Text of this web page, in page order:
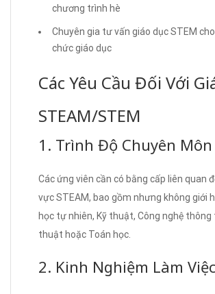
chương trình hè
Chuyên gia tư vấn giáo dục STEM
chức giáo dục
Các Yêu Cầu Đối Với
STEAM/STEM
1. Trình Độ Chuyên Môn
Các ứng viên cần có bằng cấp liên quan
vực STEAM, bao gồm nhưng không giới
học tự nhiên, Kỹ thuật, Công nghệ thông
thuật hoặc Toán học.
2. Kinh Nghiệm Làm Việc